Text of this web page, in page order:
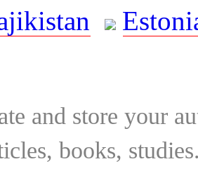
and store your
books,